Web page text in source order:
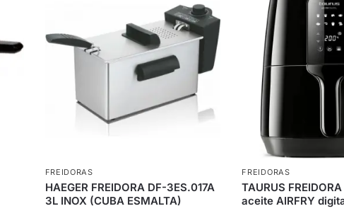
FREIDORAS
HAEGER FREIDORA DF-3ES.017A
3L INOX (CUBA ESMALTA)
FREIDORAS
TAURUS
aceite AIRFRY